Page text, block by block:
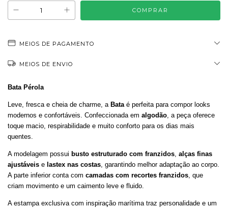
MEIOS DE PAGAMENTO
MEIOS DE ENVIO
Bata Pérola
Leve, fresca e cheia de charme, a Bata é perfeita para compor looks
modernos e confortáveis. Confeccionada em algodão , a peça oferece
toque macio, respirabilidade e muito conforto para os dias mais
quentes.
A modelagem possui busto estruturado com franzidos alças finas
ajustáveis e lastex nas costas , garantindo melhor adaptação ao corpo.
A parte inferior conta com camadas com recortes franzidos , que
criam movimento e um caimento leve e fluido.
A estampa exclusiva com inspiração marítima traz personalidade e um